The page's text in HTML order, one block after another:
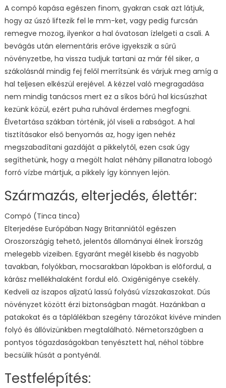
A compó kapása egészen finom, gyakran csak azt látjuk,
hogy az úszó liftezik fel le mm-ket, vagy pedig furcsán
remegve mozog, ilyenkor a hal óvatosan ízlelgeti a csali. A
bevágás után elementáris erőve igyekszik a sűrű
növényzetbe, ha vissza tudjuk tartani az már fél siker, a
szákolásnál mindig fej felől merrítsünk és várjuk meg amíg a
hal teljesen elkészül erejével. A kézzel való megragadása
nem mindig tanácsos mert ez a síkos bőrű hal kicsúszhat
kezünk közül, ezért puha ruhával érdemes megfogni.
Élvetartása szákban történik, jól viseli a rabságot. A hal
tisztításakor első benyomás az, hogy igen nehéz
megszabadítani gazdáját a pikkelytől, ezen csak úgy
segíthetünk, hogy a megölt halat néhány pillanatra lobogó
forró vízbe mártjuk, a pikkely így könnyen lejön.
Származás, elterjedés, élettér:
Compó (Tinca tinca)
Elterjedése Európában Nagy Britanniától egészen
Oroszországig tehetõ, jelentõs állományai élnek Írország
melegebb vizeiben. Egyaránt megél kisebb és nagyobb
tavakban, folyókban, mocsarakban lápokban is elõfordul, a
kárász mellékhalaként fordul elõ. Oxigénigénye csekély.
Kedveli az iszapos aljzatú lassú folyású vízszakaszokat. Dús
növényzet között érzi biztonságban magát. Hazánkban a
patakokat és a táplálékban szegény tározókat kivéve minden
folyó és állóvizünkben megtalálható. Németországben a
pontyos tógazdaságokban tenyésztett hal, néhol többre
becsülik húsát a pontyénál.
Testfelépítés: